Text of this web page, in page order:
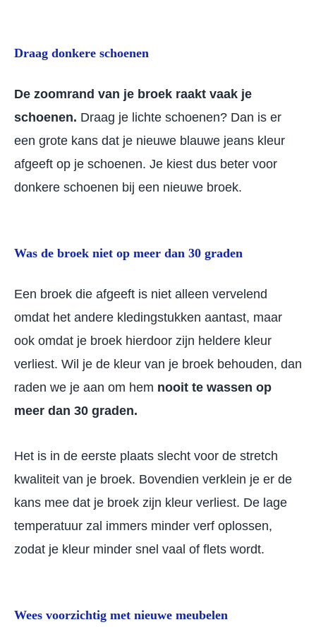
Draag donkere schoenen
De zoomrand van je broek raakt vaak je
schoenen. Draag je lichte schoenen? Dan is er
een grote kans dat je nieuwe blauwe jeans kleur
afgeeft op je schoenen. Je kiest dus beter voor
donkere schoenen bij een nieuwe broek.
Was de broek niet op meer dan 30 graden
Een broek die afgeeft is niet alleen vervelend
omdat het andere kledingstukken aantast, maar
ook omdat je broek hierdoor zijn heldere kleur
verliest. Wil je de kleur van je broek behouden, dan
raden we je aan om hem nooit te wassen op
meer dan 30 graden.
Het is in de eerste plaats slecht voor de stretch
kwaliteit van je broek. Bovendien verklein je er de
kans mee dat je broek zijn kleur verliest. De lage
temperatuur zal immers minder verf oplossen,
zodat je kleur minder snel vaal of flets wordt.
Wees voorzichtig met nieuwe meubelen